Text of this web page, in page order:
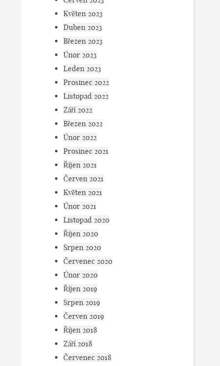
Květen 2023
Duben 2023
Březen 2023
Únor 2023
Leden 2023
Prosinec 2022
Listopad 2022
Září 2022
Březen 2022
Únor 2022
Prosinec 2021
Říjen 2021
Červen 2021
Květen 2021
Únor 2021
Listopad 2020
Říjen 2020
Srpen 2020
Červenec 2020
Únor 2020
Říjen 2019
Srpen 2019
Červen 2019
Říjen 2018
Září 2018
Červenec 2018